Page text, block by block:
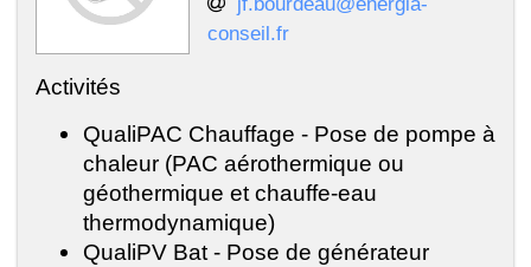
conseil.fr
Activités
QualiPAC Chauffage - Pose de pompe à
chaleur (PAC aérothermique ou
géothermique et chauffe-eau
thermodynamique)
QualiPV Bat - Pose de générateur